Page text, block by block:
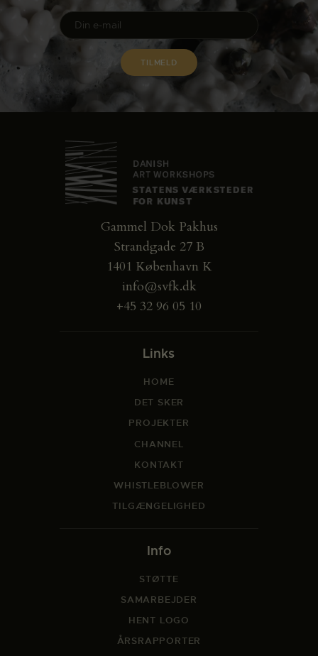
Gammel Dok Pakhus
Strandgade 27 B
1401 København K
info@svfk.dk
+45 32 96 05 10
Links
HOME
DET SKER
PROJEKTER
CHANNEL
KONTAKT
WHISTLEBLOWER
TILGÆNGELIGHED
Info
STØTTE
SAMARBEJDER
HENT LOGO
ÅRSRAPPORTER